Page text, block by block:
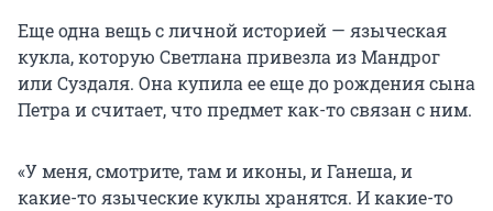
Еще одна вещь с личной историей — языческая
кукла, которую Светлана привезла из Мандрог
или Суздаля. Она купила ее еще до рождения сына
Петра и считает, что предмет как-то связан с ним.
«У меня, смотрите, там и иконы, и Ганеша, и
какие-то языческие куклы хранятся. И какие-то